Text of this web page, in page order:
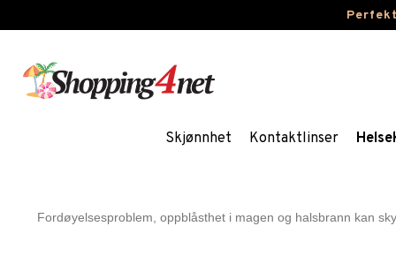
Skjønnhet Kontaktlinser
Fordøyelsesproblem, oppblåsthet i magen og halsbrann kan